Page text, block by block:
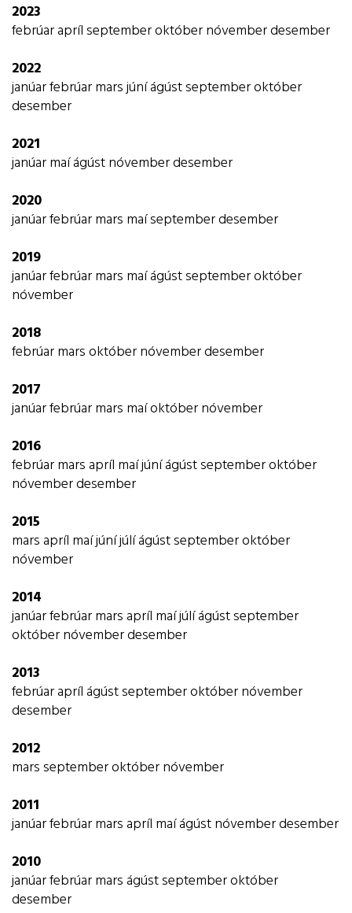
grunnskólaaldri er 1000 kr.
Frítt inn fyrir börn á leikskólaaldri
Athugið að ekki er hægt að greiða með kortum.
Starfsfólk og nemendur Öxarfjarðarskóla
Silfurstjarnan
2023
febrúaraprílseptemberoktóbernóvemberdesember
2022
janúarfebrúarmarsjúníágústseptemberoktóber
desember
2021
janúarmaíágústnóvemberdesember
2020
janúarfebrúarmars maíseptemberdesember
2019
janúarfebrúarmars maíágústseptemberoktóber
nóvember
2018
febrúarmarsoktóbernóvemberdesember
2017
janúarfebrúarmars maíoktóbernóvember
2016
febrúarmarsapríl maíjúníágústseptemberoktóber
nóvemberdesember
2015
marsapríl maíjúníjúlíágústseptemberoktóber
nóvember
2014
janúarfebrúarmarsapríl maíjúlíágústseptember
októbernóvemberdesember
2013
febrúaraprílágústseptemberoktóbernóvember
desember
2012
marsseptemberoktóbernóvember
2011
janúarfebrúarmarsapríl maíágústnóvemberdesember
2010
janúarfebrúarmarságústseptemberoktóber
desember